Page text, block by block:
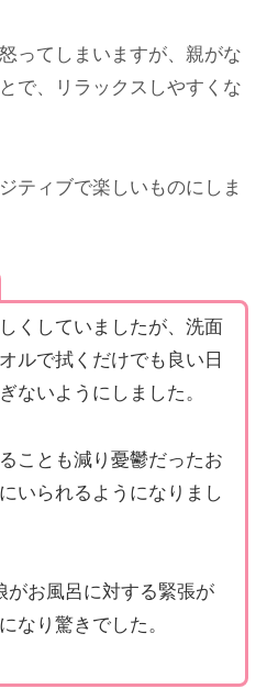
ってしまいますが、親がな
で、リラックスしやすくな
ティブで楽しいものにしま
くしていましたが、洗面
ルで拭くだけでも良い日
ないようにしました。
ことも減り憂鬱だったお
いられるようになりまし
がお風呂に対する緊張が
なり驚きでした。